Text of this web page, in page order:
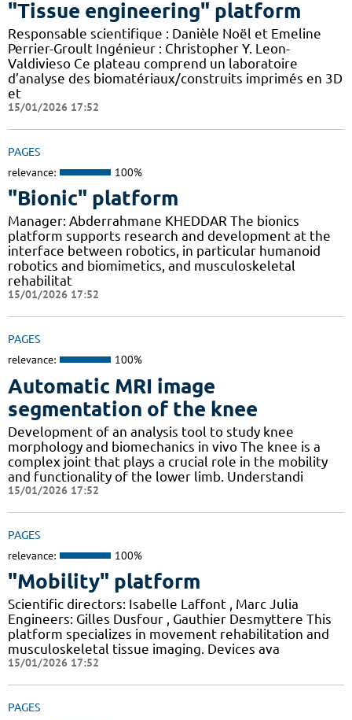
"Tissue engineering" platform
Responsable scientifique : Danièle Noël et Emeline
Perrier-Groult Ingénieur : Christopher Y. Leon-
Valdivieso Ce plateau comprend un laboratoire
d’analyse des biomatériaux/construits imprimés en 3D
et
15/01/2026 17:52
PAGES
relevance: 100%
"Bionic" platform
Manager: Abderrahmane KHEDDAR The bionics
platform supports research and development at the
interface between robotics, in particular humanoid
robotics and biomimetics, and musculoskeletal
rehabilitat
15/01/2026 17:52
PAGES
relevance: 100%
Automatic MRI image
segmentation of the knee
Development of an analysis tool to study knee
morphology and biomechanics in vivo The knee is a
complex joint that plays a crucial role in the mobility
and functionality of the lower limb. Understandi
15/01/2026 17:52
PAGES
relevance: 100%
"Mobility" platform
Scientific directors: Isabelle Laffont , Marc Julia
Engineers: Gilles Dusfour , Gauthier Desmyttere This
platform specializes in movement rehabilitation and
musculoskeletal tissue imaging. Devices ava
15/01/2026 17:52
PAGES